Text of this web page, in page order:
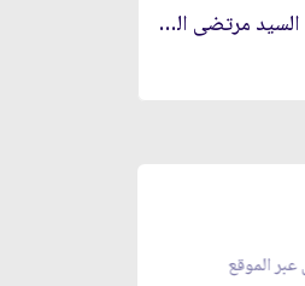
الموضوع: إرتحال السيد مرتضى الحائري اليزدي‏
معراج الصلاة - تحميل عبر الموقع